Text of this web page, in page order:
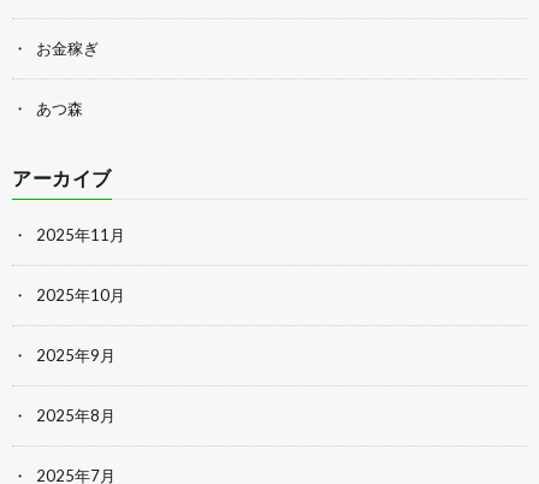
お金稼ぎ
あつ森
アーカイブ
2025年11月
2025年10月
2025年9月
2025年8月
2025年7月